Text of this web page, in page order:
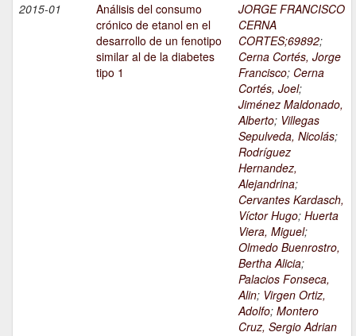
2015-01
Análisis del consumo
crónico de etanol en el
desarrollo de un fenotipo
similar al de la diabetes
tipo 1
JORGE FRANCISCO
CERNA
CORTES;69892;
Cerna Cortés, Jorge
Francisco; Cerna
Cortés, Joel;
Jiménez Maldonado,
Alberto; Villegas
Sepulveda, Nicolás;
Rodríguez
Hernandez,
Alejandrina;
Cervantes Kardasch,
Víctor Hugo; Huerta
Viera, Miguel;
Olmedo Buenrostro,
Bertha Alicia;
Palacios Fonseca,
Alin; Virgen Ortiz,
Adolfo; Montero
Cruz, Sergio Adrian